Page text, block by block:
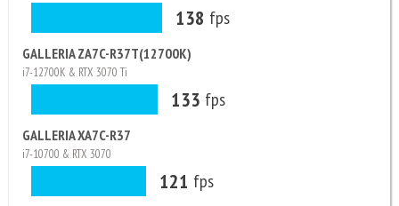
138 fps
GALLERIA ZA7C-R37T(12700K)
i7-12700K & RTX 3070 Ti
133 fps
GALLERIA XA7C-R37
i7-10700 & RTX 3070
121 fps